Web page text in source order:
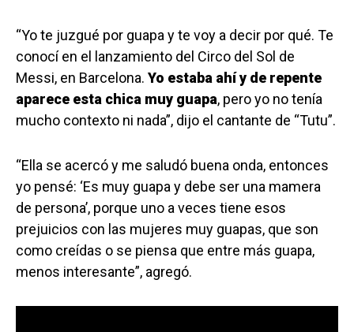
“Yo te juzgué por guapa y te voy a decir por qué. Te
conocí en el lanzamiento del Circo del Sol de
Messi, en Barcelona. Yo estaba ahí y de repente
aparece esta chica muy guapa, pero yo no tenía
mucho contexto ni nada”, dijo el cantante de “Tutu”.
“Ella se acercó y me saludó buena onda, entonces
yo pensé: ‘Es muy guapa y debe ser una mamera
de persona’, porque uno a veces tiene esos
prejuicios con las mujeres muy guapas, que son
como creídas o se piensa que entre más guapa,
menos interesante”, agregó.